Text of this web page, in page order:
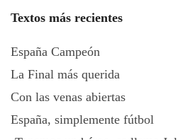
Textos más recientes
España Campeón
La Final más querida
Con las venas abiertas
España, simplemente fútbol